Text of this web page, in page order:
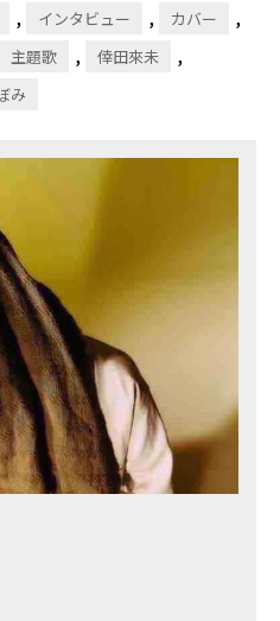
, インタビュー , カバー ,
主題歌 , 倖田來未 ,
み